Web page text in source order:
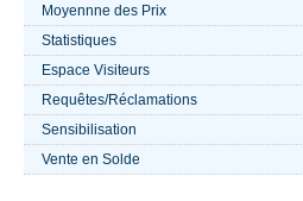
????
Moyennne des Prix
Statistiques
Espace Visiteurs
Requêtes/Réclamations
Sensibilisation
Vente en Solde